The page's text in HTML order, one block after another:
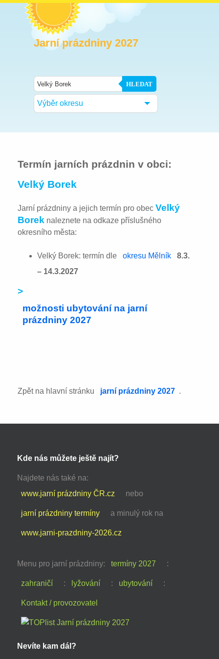
Jarní prázdniny 2027
HLEDAT
Výběr okresu
Termín jarních prázdnin v obci:
Velký Borek
Jarní prázdniny a jejich termín pro obecVelký
Borek naleznete na odkaze příslušného
okresního města:
Velký Borek: termín dle okresu Mělník
8.3.
– 14.3.2027
>
možnosti ubytování na jarní
prázdniny 2027
Zpět na hlavní stránku jarní prázdniny 2027 .
Kde nás můžete ještě najít?
Najdete nás také na:
www.jarní prázdniny ČR.cz
nebo
jarní prázdniny termíny a minulý rok na
www.jarni-prazdniny-2026.cz
Menu pro jarní prázdniny: termíny 2027 :
zahraničí : lyžování : ubytování :
Kontakt / provozovatel
Nevíte kam dál?